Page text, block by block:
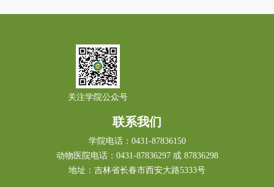
关注学院公众号
联系我们
学院电话：0431-87836150
动物医院电话：0431-87836297 或 87836298
地址：吉林省长春市西安大路5333号